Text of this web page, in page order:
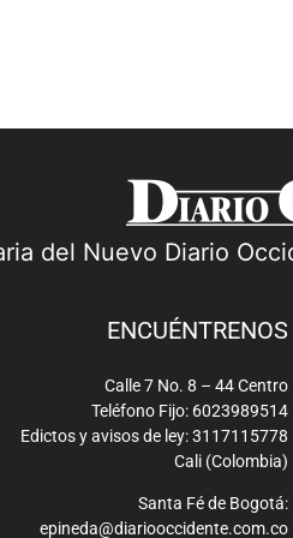
del Nuevo Diario
ENCUÉNTRENOS
Calle 7 No. 8 – 44 Centro
Teléfono Fijo: 6023989514
Edictos y avisos de ley: 3117115778
Cali (Colombia)
Santa Fé de Bogotá:
epineda@diariooccidente.com.co